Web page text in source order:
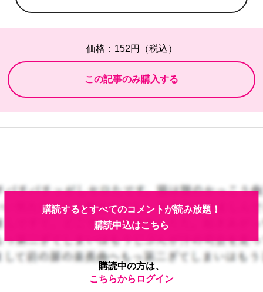
価格：152円（税込）
購読するとすべてのコメントが読み放題！
購読申込はこちら
購読中の方は、
こちらからログイン